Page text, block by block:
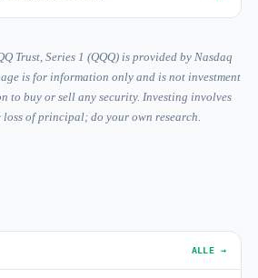
Trust, Series 1 (QQQ) is provided by Nasdaq
is for information only and is not investment
to buy or sell any security. Investing involves
of principal; do your own research.
ALLE →